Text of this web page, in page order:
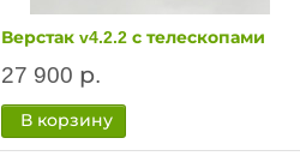
Верстак v4.2.2 с телескопами
27 900 р.
В корзину